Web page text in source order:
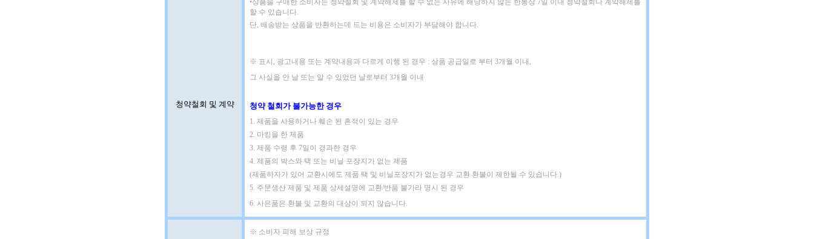
청약철회 및 계약
•상품을 구매한 소비자는 청약철회 및 계약해제를 할 수 없는 사유에 해당하지 않는 한통상 7일 이내 청약철회나 계약해제를
할 수 있습니다.
단, 배송받는 상품을 반환하는데 드는 비용은 소비자가 부담해야 합니다.
※ 표시, 광고내용 또는 계약내용과 다르게 이행 된 경우 : 상품 공급일로 부터 3개월 이내,
그 사실을 안 날 또는 알 수 있었던 날로부터 3개월 이내
청약 철회가 불가능한 경우
1. 제품을 사용하거나 훼손 된 흔적이 있는 경우
2. 마킹을 한 제품
3. 제품 수령 후 7일이 경과한 경우
4. 제품의 박스와 택 또는 비닐 포장지가 없는 제품
(제품하자가 있어 교환시에도 제품 택 및 비닐포장지가 없는경우 교환 환불이 제한될 수 있습니다.)
5. 주문생산 제품 및 제품 상세설명에 교환/반품 불가라 명시 된 경우
6. 사은품은 환불 및 교환의 대상이 되지 않습니다.
※ 소비자 피해 보상 규정